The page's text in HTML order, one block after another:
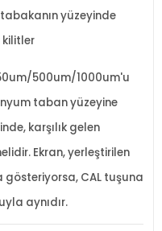
yüzeyinde
kilitler
500um/1000um'u
taban yüzeyine
karşılık gelen
Ekran, yerleştirilen
CAL tuşuna
aynıdır.